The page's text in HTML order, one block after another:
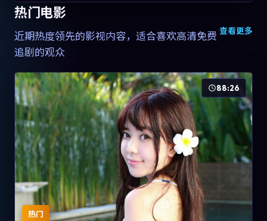
热门电影
近期热度领先的影视内容，适合喜欢高清免费
追剧的观众
查看更多
热门
88:26